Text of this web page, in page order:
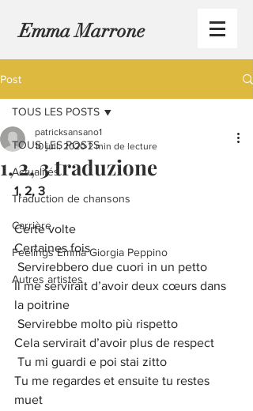
Emma Marrone
Post
TOUS LES POSTS
Actualités
Traduction de chansons
Carrière
Feelings Emma Giorgia Peppino
Autres artistes
TOUS LES POSTS
1, 2, 3 traduzione
patricksansano1
10 juil. 2020 2 min de lecture
1, 2, 3
Certe volte
Certaines fois
Servirebbero due cuori in un petto
Il me servirait d’avoir deux cœurs dans
la poitrine
Servirebbe molto più rispetto
Cela servirait d’avoir plus de respect
Tu mi guardi e poi stai zitto
Tu me regardes et ensuite tu restes
muet